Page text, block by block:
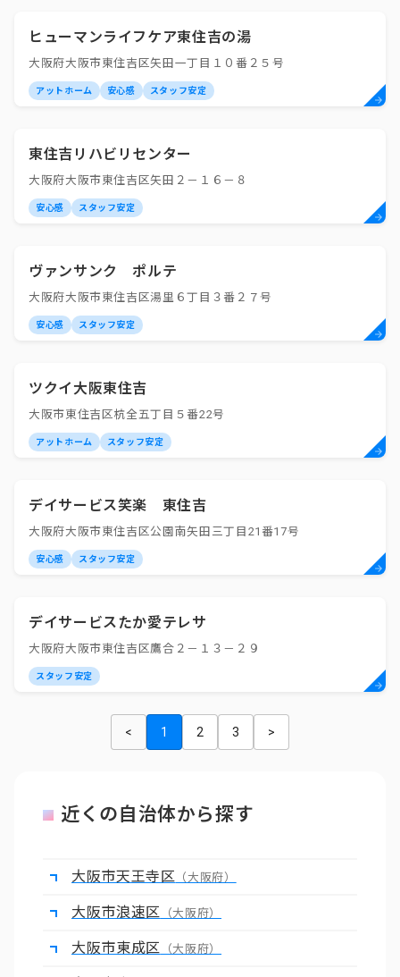
ヒューマンライフケア東住吉の湯
大阪府大阪市東住吉区矢田一丁目１０番２５号
アットホーム 安心感 スタッフ安定
東住吉リハビリセンター
大阪府大阪市東住吉区矢田２－１６－８
安心感 スタッフ安定
ヴァンサンク ポルテ
大阪府大阪市東住吉区湯里６丁目３番２７号
安心感 スタッフ安定
ツクイ大阪東住吉
大阪市東住吉区杭全五丁目５番22号
アットホーム スタッフ安定
デイサービス笑楽 東住吉
大阪府大阪市東住吉区公園南矢田三丁目21番17号
安心感 スタッフ安定
デイサービスたか愛テレサ
大阪府大阪市東住吉区鷹合２－１３－２９
スタッフ安定
< 1 2 3 >
近くの自治体から探す
大阪市天王寺区 （大阪府）
大阪市浪速区 （大阪府）
大阪市東成区 （大阪府）